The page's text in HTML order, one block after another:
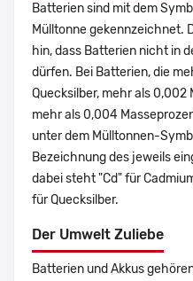
Batterien sind mit dem
Mülltonne gekennzeichnet.
hin, dass Batterien nicht in
dürfen. Bei Batterien, die
Quecksilber, mehr als 0,002
mehr als 0,004
unter dem Mülltonnen-
Bezeichnung des jeweils
dabei steht "Cd" für
für Quecksilber.
Der Umwelt Zuliebe
Batterien und Akkus